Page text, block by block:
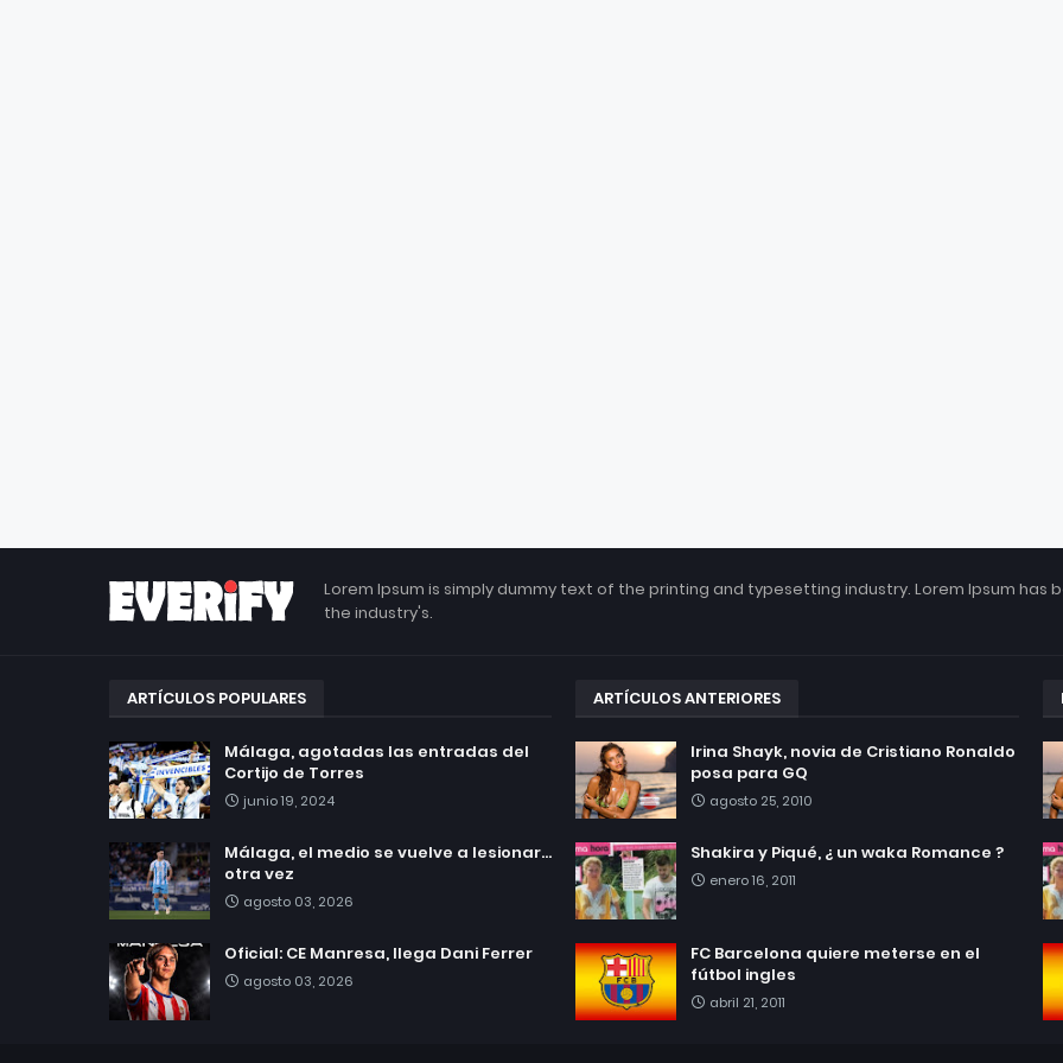
Lorem Ipsum is simply dummy text of the printing and typesetting industry. Lorem Ipsum has
the industry's.
ARTÍCULOS POPULARES
Málaga, agotadas las entradas del
Cortijo de Torres
junio 19, 2024
Málaga, el medio se vuelve a lesionar...
otra vez
agosto 03, 2026
Oficial: CE Manresa, llega Dani Ferrer
agosto 03, 2026
ARTÍCULOS ANTERIORES
Irina Shayk, novia de Cristiano Ronaldo
posa para GQ
agosto 25, 2010
Shakira y Piqué, ¿ un waka Romance ?
enero 16, 2011
FC Barcelona quiere meterse en el
fútbol ingles
abril 21, 2011